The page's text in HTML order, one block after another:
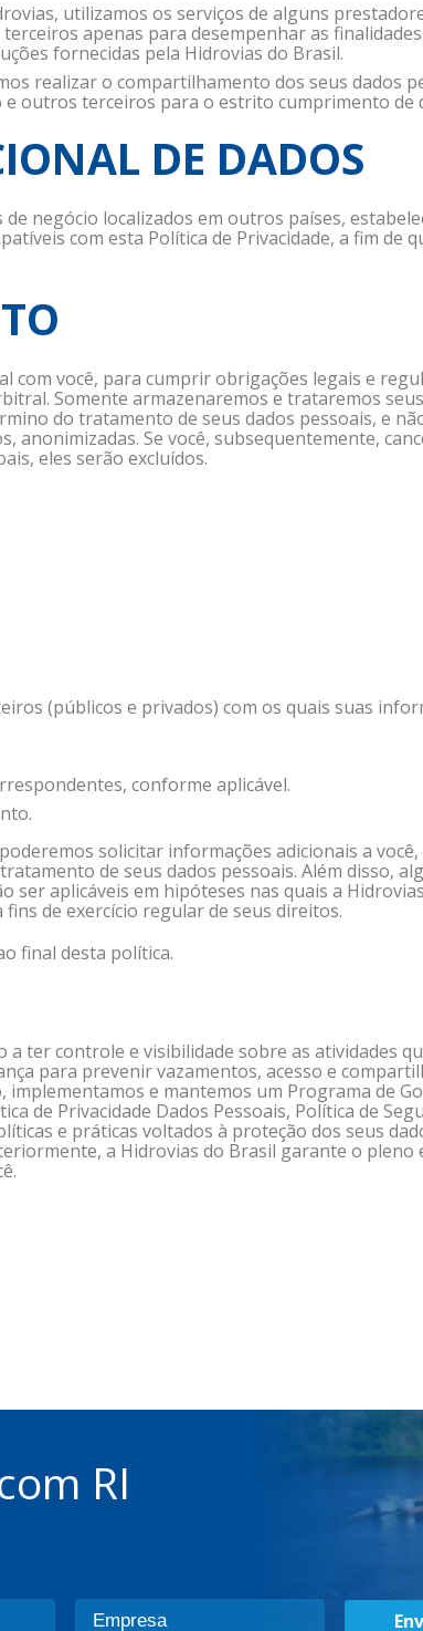
utilizamos os serviços de alguns
apenas para desempenhar as
fornecidas pela Hidrovias do Brasil.
realizar o compartilhamento dos seus dados
outros terceiros para o estrito cumprimento
DE DADOS
negócio localizados em outros países,
com esta Política de Privacidade, a fim de
você, para cumprir obrigações legais e
Somente armazenaremos e trataremos
do tratamento de seus dados pessoais, e
Se você, subsequentemente,
eles serão excluídos.
(públicos e privados) com os quais suas
conforme aplicável.
solicitar informações adicionais a você,
de seus dados pessoais. Além disso,
aplicáveis em hipóteses nas quais a
de exercício regular de seus direitos.
final desta política.
ter controle e visibilidade sobre as atividades
para prevenir vazamentos, acesso e
e mantemos um Programa de
de Privacidade Dados Pessoais, Política de
e práticas voltados à proteção dos seus
a Hidrovias do Brasil garante o pleno
RI